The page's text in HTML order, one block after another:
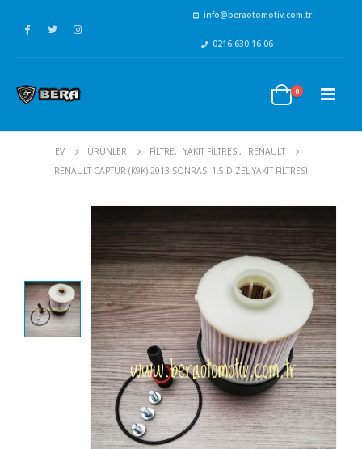
info@beraotomotiv.com.tr
0216 630 16 06
0
EV ÜRÜNLER FİLTRE, YAKIT FİLTRESİ,
RENAULT
RENAULT CAPTUR (K9K) 2013 SONRASI 1.5 DIZEL YAKIT FILTRESI